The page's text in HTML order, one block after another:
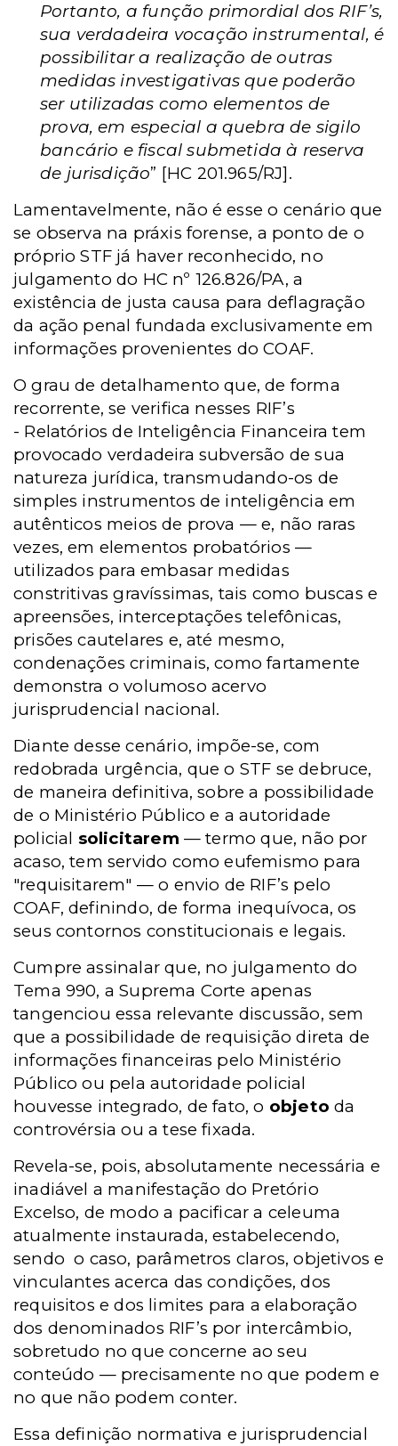
Portanto, a função primordial dos RIF’s,
sua verdadeira vocação instrumental, é
possibilitar a realização de outras
medidas investigativas que poderão
ser utilizadas como elementos de
prova, em especial a quebra de sigilo
bancário e fiscal submetida à reserva
de jurisdição” [HC 201.965/RJ].
Lamentavelmente, não é esse o cenário que
se observa na práxis forense, a ponto de o
próprio STF já haver reconhecido, no
julgamento do HC nº 126.826/PA, a
existência de justa causa para deflagração
da ação penal fundada exclusivamente em
informações provenientes do COAF.
O grau de detalhamento que, de forma
recorrente, se verifica nesses RIF’s
- Relatórios de Inteligência Financeira tem
provocado verdadeira subversão de sua
natureza jurídica, transmudando-os de
simples instrumentos de inteligência em
autênticos meios de prova — e, não raras
vezes, em elementos probatórios —
utilizados para embasar medidas
constritivas gravíssimas, tais como buscas e
apreensões, interceptações telefônicas,
prisões cautelares e, até mesmo,
condenações criminais, como fartamente
demonstra o volumoso acervo
jurisprudencial nacional.
Diante desse cenário, impõe-se, com
redobrada urgência, que o STF se debruce,
de maneira definitiva, sobre a possibilidade
de o Ministério Público e a autoridade
policial solicitarem — termo que, não por
acaso, tem servido como eufemismo para
"requisitarem" — o envio de RIF’s pelo
COAF, definindo, de forma inequívoca, os
seus contornos constitucionais e legais.
Cumpre assinalar que, no julgamento do
Tema 990, a Suprema Corte apenas
tangenciou essa relevante discussão, sem
que a possibilidade de requisição direta de
informações financeiras pelo Ministério
Público ou pela autoridade policial
houvesse integrado, de fato, o objeto da
controvérsia ou a tese fixada.
Revela-se, pois, absolutamente necessária e
inadiável a manifestação do Pretório
Excelso, de modo a pacificar a celeuma
atualmente instaurada, estabelecendo,
sendo o caso, parâmetros claros, objetivos e
vinculantes acerca das condições, dos
requisitos e dos limites para a elaboração
dos denominados RIF’s por intercâmbio,
sobretudo no que concerne ao seu
conteúdo — precisamente no que podem e
no que não podem conter.
Essa definição normativa e jurisprudencial